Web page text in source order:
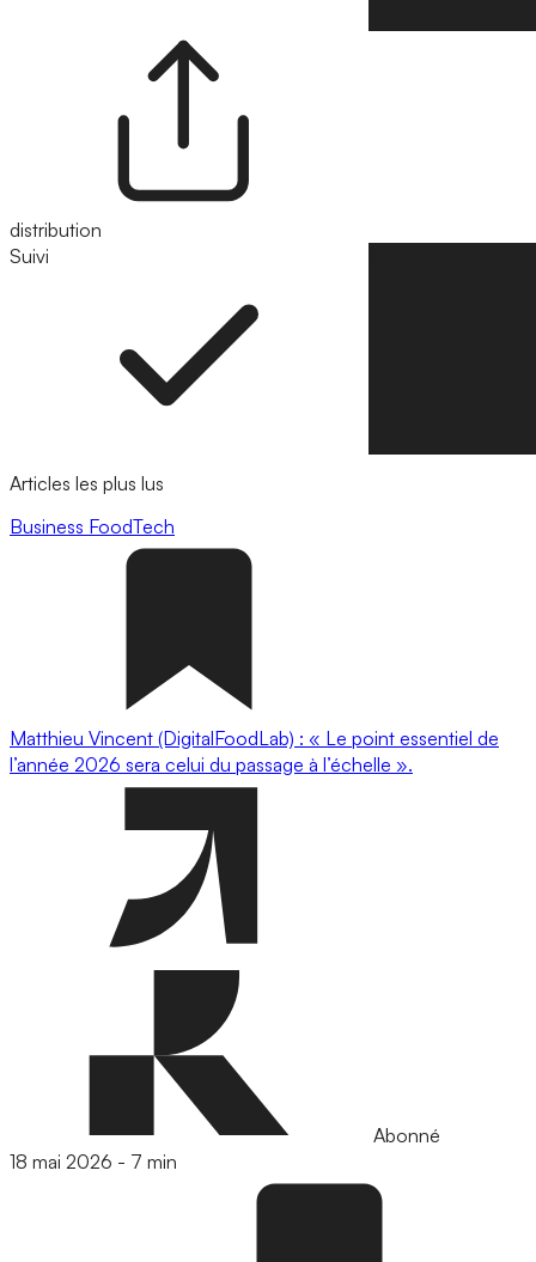
distribution
Suivi
Articles les plus lus
Business FoodTech
Matthieu Vincent (DigitalFoodLab) : « Le point essentiel de
l’année 2026 sera celui du passage à l’échelle ».
Abonné
18 mai 2026 - 7 min